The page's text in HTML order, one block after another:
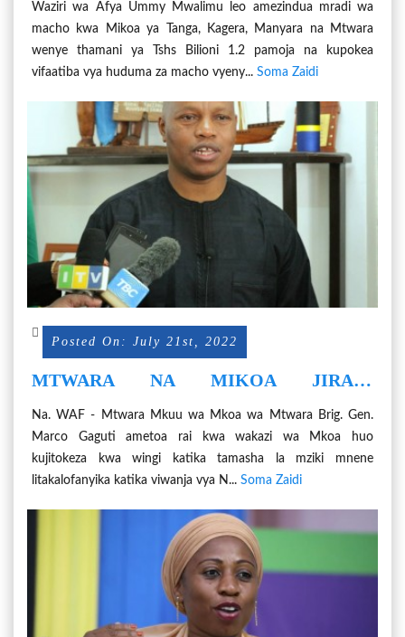
Waziri wa Afya Ummy Mwalimu leo amezindua mradi wa
macho kwa Mikoa ya Tanga, Kagera, Manyara na Mtwara
wenye thamani ya Tshs Bilioni 1.2 pamoja na kupokea
vifaatiba vya huduma za macho vyeny... Soma Zaidi
Posted On: July 21st, 2022
MTWARA NA MIKOA JIRANI
TAMASHA KUBWA LA MZIKI MNENE.
Na. WAF - Mtwara Mkuu wa Mkoa wa Mtwara Brig. Gen.
Marco Gaguti ametoa rai kwa wakazi wa Mkoa huo
kujitokeza kwa wingi katika tamasha la mziki mnene
litakalofanyika katika viwanja vya N... Soma Zaidi